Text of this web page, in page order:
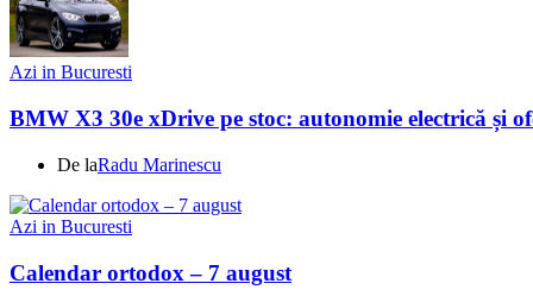
Azi in Bucuresti
BMW X3 30e xDrive pe stoc: autonomie electrică și
De laRadu Marinescu
Azi in Bucuresti
Calendar ortodox – 7 august